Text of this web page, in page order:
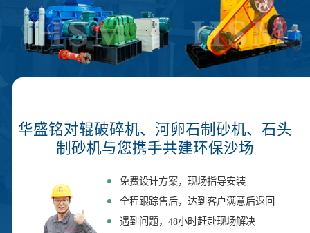
华盛铭对辊破碎机、河卵石制砂机、石头
制砂机与您携手共建环保沙场
免费设计方案，现场指导安装
全程跟踪售后，达到客户满意后返回
遇到问题，48小时赶赴现场解决